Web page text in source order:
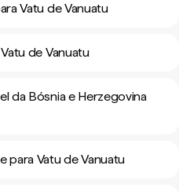
Vatu de Vanuatu
de Vanuatu
da Bósnia e Herzegovina
para Vatu de Vanuatu